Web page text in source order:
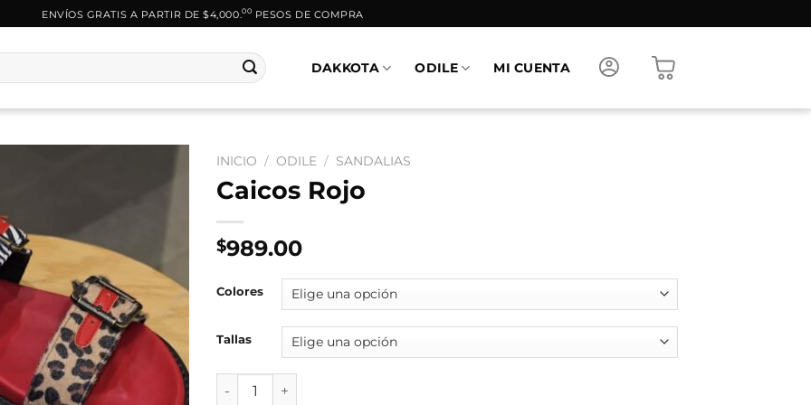
ENVÍOS GRATIS A PARTIR DE $4,000.00 PESOS DE COMPRA
DAKKOTA ODILE MI CUENTA
INICIO / ODILE / SANDALIAS
Caicos Rojo
$989.00
Colores
Tallas
Caicos Rojo cantidad